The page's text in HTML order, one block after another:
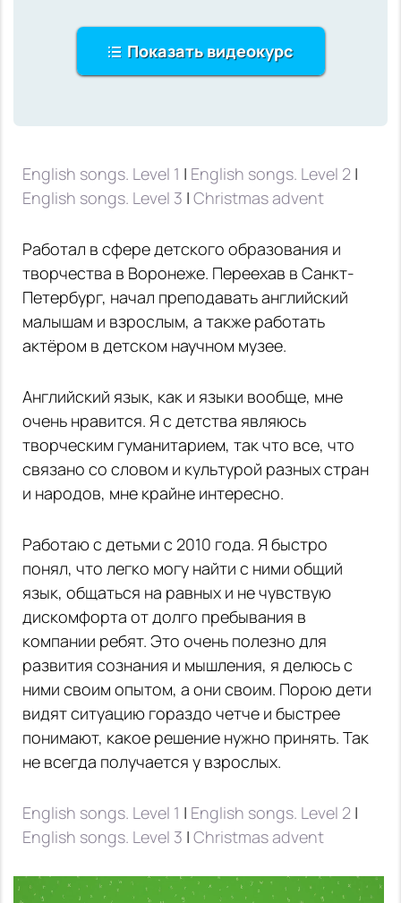
Показать видеокурс
English songs. Level 1 | English songs. Level 2 |
English songs. Level 3 | Сhristmas advent
Работал в сфере детского образования и
творчества в Воронеже. Переехав в Санкт-
Петербург, начал преподавать английский
малышам и взрослым, а также работать
актёром в детском научном музее.
Английский язык, как и языки вообще, мне
очень нравится. Я с детства являюсь
творческим гуманитарием, так что все, что
связано со словом и культурой разных стран
и народов, мне крайне интересно.
Работаю с детьми с 2010 года. Я быстро
понял, что легко могу найти с ними общий
язык, общаться на равных и не чувствую
дискомфорта от долго пребывания в
компании ребят. Это очень полезно для
развития сознания и мышления, я делюсь с
ними своим опытом, а они своим. Порою дети
видят ситуацию гораздо четче и быстрее
понимают, какое решение нужно принять. Так
не всегда получается у взрослых.
English songs. Level 1 | English songs. Level 2 |
English songs. Level 3 | Сhristmas advent